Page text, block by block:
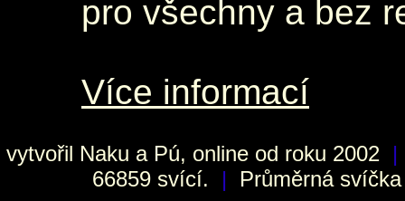
pro všechny a bez
Více informací
vytvořil Naku a Pú, online od roku 2002 |
66859 svící.
| Průměrná